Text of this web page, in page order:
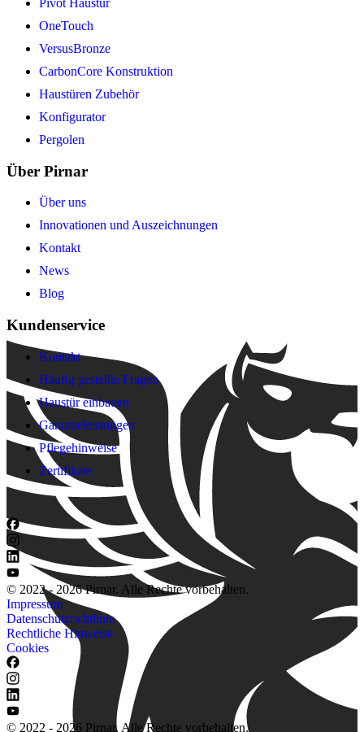
Pivot Haustür
OneTouch
VersusBronze
CarbonCore Konstruktion
Haustüren Zubehör
Konfigurator
Pergolen
Über Pirnar
Über uns
Innovationen und Auszeichnungen
Kontakt
News
Blog
Kundenservice
Kontakt
Häufig gestellte Fragen
Haustür einbauen
Garantieleistungen
Pflegehinweise
Zertifikate
© 2022 - 2026 Pirnar. Alle Rechte vorbehalten.
Impressum
Datenschutzrichtlinie
Rechtliche Hinweise
Cookies
© 2022 - 2026 Pirnar. Alle Rechte vorbehalten.